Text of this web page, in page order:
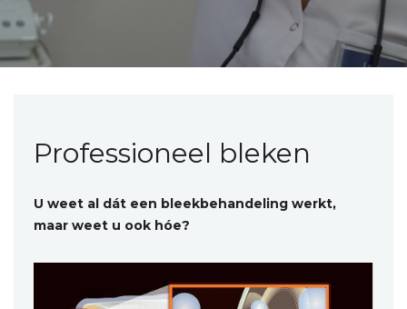
Professioneel bleken
U weet al dát een bleekbehandeling werkt,
maar weet u ook hóe?